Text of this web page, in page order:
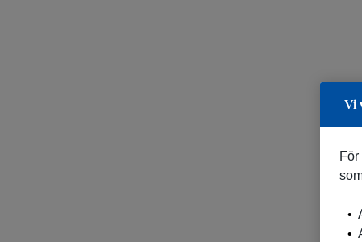
Vi